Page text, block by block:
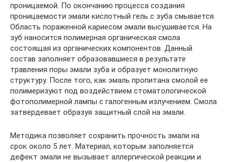
проницаемой. По окончанию процесса создания
проницаемости эмали кислотный гель с зуба смывается.
Область пораженной кариесом эмали высушивается. На
зуб наносится полимерная органическая смола
состоящая из органических компонентов. Данный
состав заполняет образовавшиеся в результате
травления поры эмали зуба и образует монолитную
структуру. После того, как эмаль пропитана смолой ее
полимеризуют под воздействием стоматологической
фотополимерной лампы с галогенным излучением. Смола
затвердевает образуя защитный слой на эмали.
Методика позволяет сохранить прочность эмали на
срок около 5 лет. Материал, которым заполняется
дефект эмали не вызывает аллергической реакции и